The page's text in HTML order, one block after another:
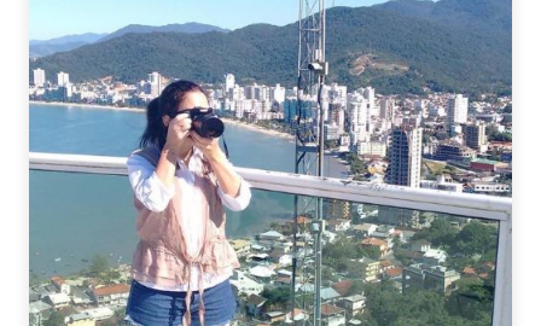
BASEADA
EM
LIVROS
DE
TANA
FRENCH